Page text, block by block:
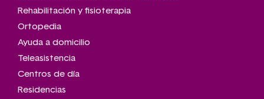
Rehabilitación y fisioterapia
Ortopedia
Ayuda a domicilio
Teleasistencia
Centros de día
Residencias